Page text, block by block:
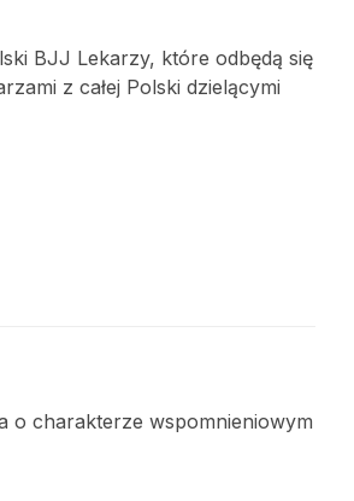
BJJ Lekarzy, które odbędą się
z całej Polski dzielącymi
o charakterze wspomnieniowym